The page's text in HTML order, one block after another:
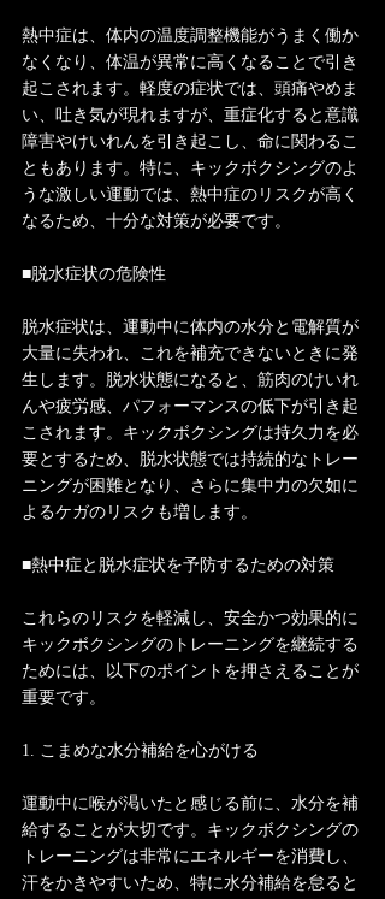
熱中症は、体内の温度調整機能がうまく働か
なくなり、体温が異常に高くなることで引き
起こされます。軽度の症状では、頭痛やめま
い、吐き気が現れますが、重症化すると意識
障害やけいれんを引き起こし、命に関わるこ
ともあります。特に、キックボクシングのよ
うな激しい運動では、熱中症のリスクが高く
なるため、十分な対策が必要です。
■脱水症状の危険性
脱水症状は、運動中に体内の水分と電解質が
大量に失われ、これを補充できないときに発
生します。脱水状態になると、筋肉のけいれ
んや疲労感、パフォーマンスの低下が引き起
こされます。キックボクシングは持久力を必
要とするため、脱水状態では持続的なトレー
ニングが困難となり、さらに集中力の欠如に
よるケガのリスクも増します。
■熱中症と脱水症状を予防するための対策
これらのリスクを軽減し、安全かつ効果的に
キックボクシングのトレーニングを継続する
ためには、以下のポイントを押さえることが
重要です。
1. こまめな水分補給を心がける
運動中に喉が渇いたと感じる前に、水分を補
給することが大切です。キックボクシングの
トレーニングは非常にエネルギーを消費し、
汗をかきやすいため、特に水分補給を怠ると